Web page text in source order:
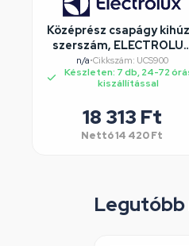
Középrész csapágy
szerszám,
mosógép
n/a•Cikkszám: UCS900
Készleten: 7 db, 24-72
kiszállítással
18 313 Ft
Nettó14 420Ft